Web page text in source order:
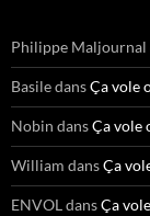
Philippe Maljournal
BasiledansÇa vole
Nobin dansÇa vole
William dansÇa
ENVOL dansÇa